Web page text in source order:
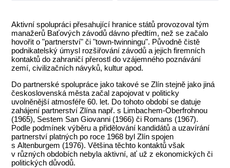
Aktivní spolupráci přesahující hranice států provozoval tým
manažerů Baťových závodů dávno předtím, než se začalo
hovořit o "partnerství" či "town-twinningu". Původně čistě
podnikatelský úmysl rozšiřování závodů a jejich firemních
kontaktů do zahraničí přerostl do vzájemného poznávání
zemí, civilizačních návyků, kultur apod.
Do partnerské spolupráce jako takové se Zlín stejně jako jiná
československá města začal zapojovat v politicky
uvolněnější atmosféře 60. let. Do tohoto období se datuje
zahájení partnerství Zlína např. s Limbachem-Oberfrohnou
(1965), Sestem San Giovanni (1966) či Romans (1967).
Podle podmínek výběru a přidělování kandidátů a uzavírání
partnerství platných po roce 1968 byl Zlín spojen
s Altenburgem (1976). Většina těchto kontaktů však
v různých obdobích nebyla aktivní, ať už z ekonomických či
politických důvodů.